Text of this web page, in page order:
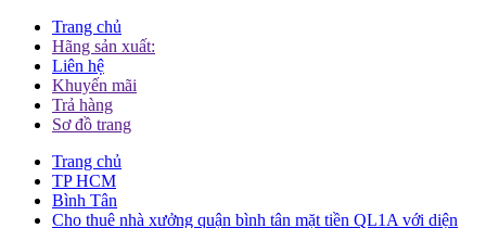
Trang chủ
Hãng sản xuất:
Liên hệ
Khuyến mãi
Trả hàng
Sơ đồ trang
Trang chủ
TP HCM
Bình Tân
Cho thuê nhà xưởng quận bình tân mặt tiền QL1A với diện